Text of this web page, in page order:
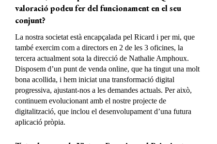
valoració podeu fer del funcionament en el seu
conjunt?
La nostra societat està encapçalada pel Ricard i per mi, que
també exercim com a directors en 2 de les 3 oficines, la
tercera actualment sota la direcció de Nathalie Amphoux.
Disposem d’un punt de venda online, que ha tingut una molt
bona acollida, i hem iniciat una transformació digital
progressiva, ajustant-nos a les demandes actuals. Per això,
continuem evolucionant amb el nostre projecte de
digitalització, que inclou el desenvolupament d’una futura
aplicació pròpia.